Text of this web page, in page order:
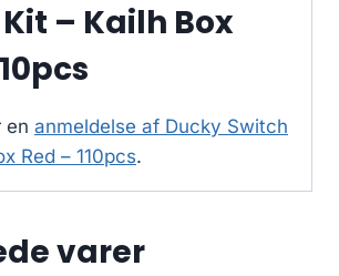
– Kailh Box
en anmeldelse af Ducky Switch
Red – 110pcs.
varer